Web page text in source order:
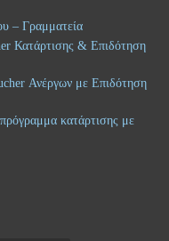
– Γραμματεία
Κατάρτισης & Επιδότηση
Ανέργων με Επιδότηση
κατάρτισης με